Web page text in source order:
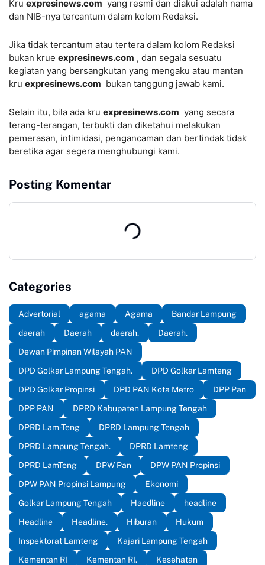
Kru expresinews.com yang resmi dan diakui adalah nama
dan NIB-nya tercantum dalam kolom Redaksi.
Jika tidak tercantum atau tertera dalam kolom Redaksi
bukan krue expresinews.com , dan segala sesuatu
kegiatan yang bersangkutan yang mengaku atau mantan
kru expresinews.com bukan tanggung jawab kami.
Selain itu, bila ada kru expresinews.com yang secara
terang-terangan, terbukti dan diketahui melakukan
pemerasan, intimidasi, pengancaman dan bertindak tidak
beretika agar segera menghubungi kami.
Posting Komentar
Categories
Advertorial agama Agama
Bandar Lampung
daerah
Daerah daerah.
Daerah.
Dewan Pimpinan Wilayah PAN
DPD Golkar Lampung Tengah.
DPD Golkar Lamteng
DPD Golkar Propinsi
DPD PAN Kota Metro
DPP Pan
DPP PAN
DPRD Kabupaten Lampung Tengah
DPRD Lam-Teng
DPRD Lampung Tengah
DPRD Lampung Tengah.
DPRD Lamteng
DPRD LamTeng
DPW Pan
DPW PAN Propinsi
DPW PAN Propinsi Lampung
Ekonomi
Golkar Lampung Tengah
Haedline
headline
Headline
Headline. Hiburan
Hukum
Inspektorat Lamteng
Kajari Lampung Tengah
Kementan RI
Kementan RI.
Kesehatan